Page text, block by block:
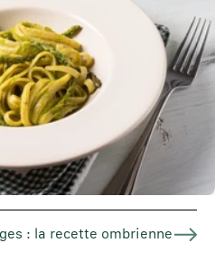
: la recette ombrienne